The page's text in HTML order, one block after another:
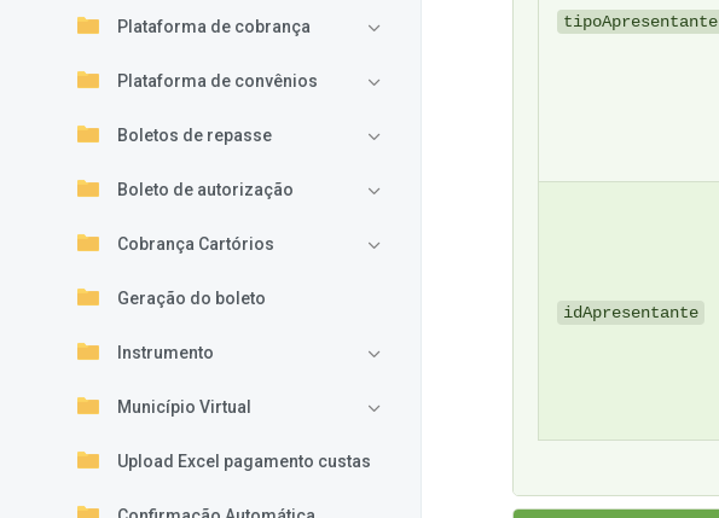
Plataforma de cobrança
Plataforma de convênios
Boletos de repasse
Boleto de autorização
Cobrança Cartórios
Geração do boleto
Instrumento
Município Virtual
Upload Excel pagamento custas
tipoApresentante
idApresentante